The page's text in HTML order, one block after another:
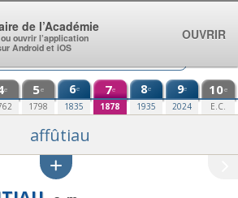
e 5e
1798
6e
1835
7e
1878
8e
1935
9e
2024
10e
E.C.
affûtiau
de l’Académie
ouvrir l’application
Android et iOS
OUVRIR